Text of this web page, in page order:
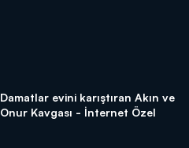
Damatlar evini karıştıran Akın ve
Onur Kavgası - İnternet Özel